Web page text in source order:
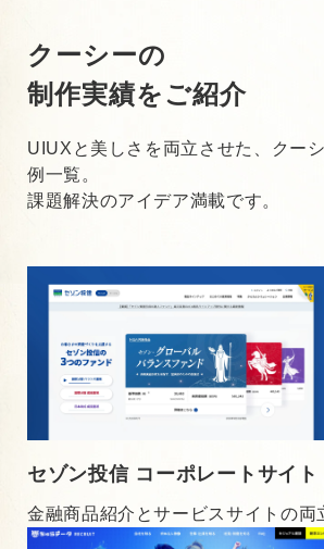
クーシーの
制作実績をご紹介
UIUXと美しさを両立させた、クー
例一覧。
課題解決のアイデア満載です。
セゾン投信 コーポレートサイト
金融商品紹介とサービスサイトの両